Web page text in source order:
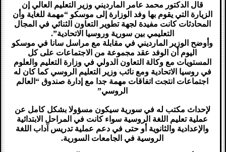
قال الدكتور محمد عامر المارديني وزير التعليم العالي إن
الزيارة التي يقوم بها وفد الوزارة إلى موسكو “مهمة للغاية وأن
المحادثات كانت مفيدة لجهة تطوير التعاون الثنائي في المجال
التعليمي بين سورية وروسيا الاتحادية”.
وأوضح الوزير المارديني في مقابلة مع مراسل سانا في موسكو
اليوم أن الوفد عقد مجموعة من الاجتماعات على كل
المستويات مع وكالة التعاون الدولي في وزارة التعليم والعلوم
في روسيا الاتحادية ومع نائب وزير التعليم الروسي كما كان له
اجتماعات انتجت اتفاقات مهمة جدا مع إدارة صندوق “العالم
الروسي”
لإحداث مكتب له في سورية سيكون مسؤولا بشكل كامل عن
عملية تعليم اللغة الروسية سواء كانت في المراحل الابتدائية
والإعدادية والثانوية أو حتى في دعم عملية تدريس آداب اللغة
الروسية في الجامعات السورية.